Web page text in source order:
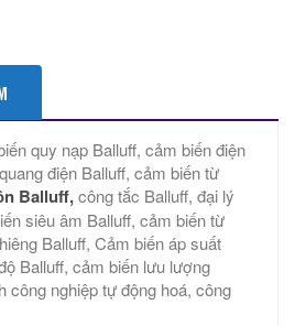
quy nạp Balluff, cảm biến điện
điện Balluff, cảm biến từ
Balluff,công tắc Balluff, đại lý
siêu âm Balluff, cảm biến từ
Balluff, Cảm biến áp suất
Balluff, cảm biến lưu lượng
nghiệp tự động hoá, công